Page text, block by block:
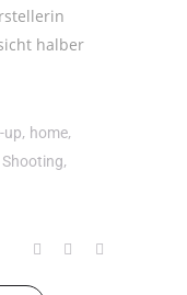
halber
up, home,
Shooting,